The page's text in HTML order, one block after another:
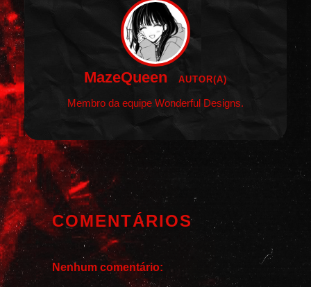
MazeQueen AUTOR(A)
Membro da equipe Wonderful Designs.
COMENTÁRIOS
Nenhum comentário: